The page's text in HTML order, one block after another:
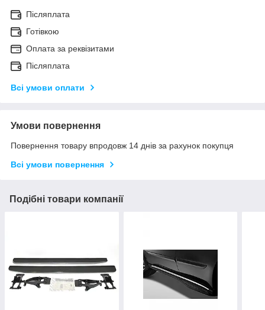
Післяплата
Готівкою
Оплата за реквізитами
Післяплата
Всі умови оплати
Умови повернення
Повернення товару впродовж 14 днів за рахунок покупця
Всі умови повернення
Подібні товари компанії